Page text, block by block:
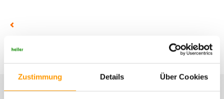
Zustimmung Details Über Cookies
Weitere Nachrichten